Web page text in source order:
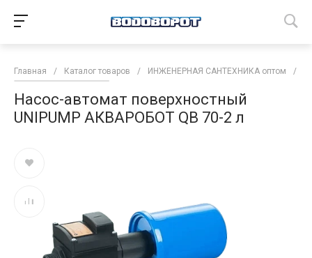
Главная / Каталог товаров / ИНЖЕНЕРНАЯ САНТЕХНИКА оптом /
Насос-автомат поверхностный
UNIPUMP АКВАРОБОТ QB 70-2 л